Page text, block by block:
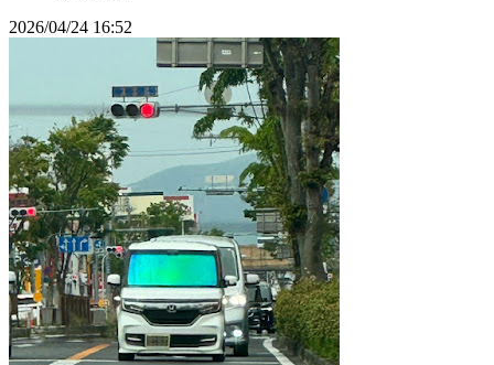
2026/04/24 16:52